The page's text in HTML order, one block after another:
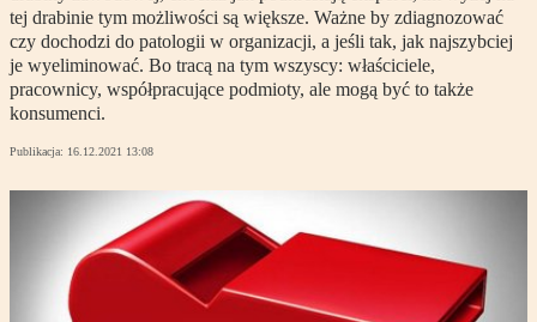
tej drabinie tym możliwości są większe. Ważne by zdiagnozować
czy dochodzi do patologii w organizacji, a jeśli tak, jak najszybciej
je wyeliminować. Bo tracą na tym wszyscy: właściciele,
pracownicy, współpracujące podmioty, ale mogą być to także
konsumenci.
Publikacja: 16.12.2021 13:08